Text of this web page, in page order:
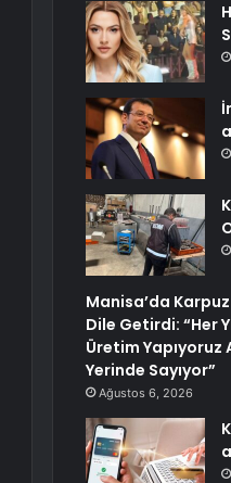
Manisa’da
Dile Getirdi: “Her
Üretim Yapıyoruz
Yerinde Sayıyor”
Ağustos 6, 2026